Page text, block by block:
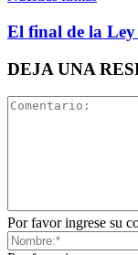
El final de la
DEJA UNA
Por favor ingrese su